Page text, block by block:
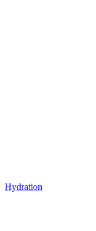
Hydration